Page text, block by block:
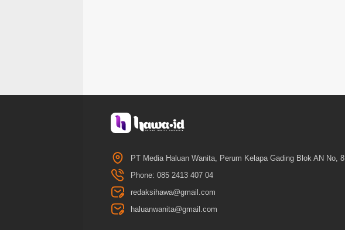
PT Media Haluan Wanita, Perum Kelapa Gading Blok AN No, 8
Phone: 085 2413 407 04
redaksihawa@gmail.com
haluanwanita@gmail.com